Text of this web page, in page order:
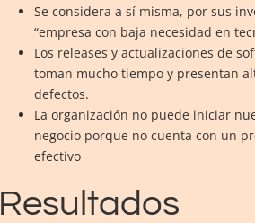
Se considera a sí misma, por sus
“empresa con baja necesidad en
Los releases y actualizaciones de
toman mucho tiempo y presentan
defectos.
La organización no puede iniciar
negocio porque no cuenta con un
efectivo
Resultados